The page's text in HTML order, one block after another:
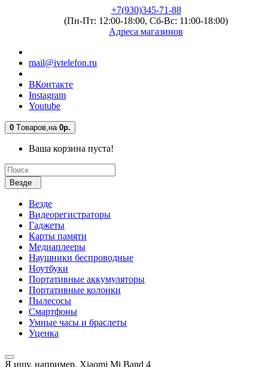
+7(930)345-71-88
(Пн-Пт: 12:00-18:00, Сб-Вс: 11:00-18:00)
Адреса магазинов
mail@ivtelefon.ru
ВКонтакте
Instagram
Youtube
0 Tоваров,на 0р.
Ваша корзина пуста!
Везде
Везде
Видеорегистраторы
Гаджеты
Карты памяти
Медиаплееры
Наушники беспроводные
Ноутбуки
Портативные аккумуляторы
Портативные колонки
Пылесосы
Смартфоны
Умные часы и браслеты
Уценка
Я ищу, например, Xiaomi Mi Band 4